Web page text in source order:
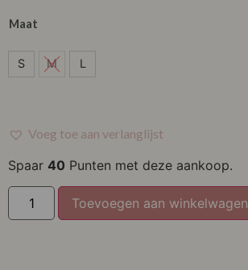
Maat
S
S M L
Voeg toe aan verlanglijst
Spaar 40 Punten met deze aankoop.
Toevoegen aan winkelwagen